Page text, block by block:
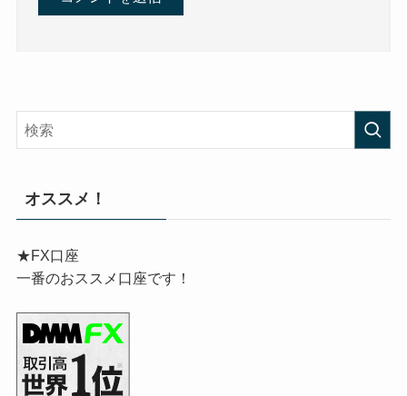
オススメ！
★FX口座
一番のおススメ口座です！